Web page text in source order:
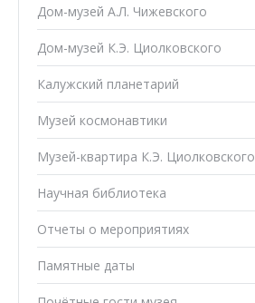
Дом-музей А.Л. Чижевского
Дом-музей К.Э. Циолковского
Калужский планетарий
Музей космонавтики
Музей-квартира К.Э. Циолковского
Научная библиотека
Отчеты о мероприятиях
Памятные даты